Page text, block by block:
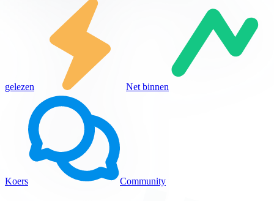
gelezen Net binnen
Koers Community